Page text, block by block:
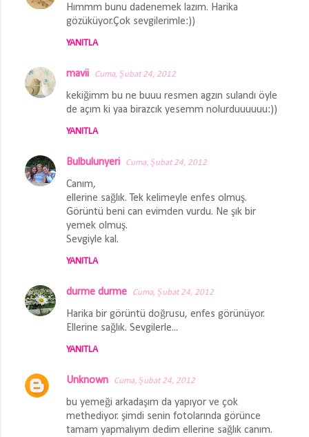
Hımmm bunu dadenemek lazım. Harika
gözüküyor.Çok sevgilerimle:))
YANITLA
mavii Cuma, Şubat 24, 2012
kekiğimm bu ne buuu resmen agzın sulandı öyle
de açım ki yaa birazcık yesemm nolurduuuuuu:))
YANITLA
Bulbulunyeri Cuma, Şubat 24, 2012
Canım,
ellerine sağlık. Tek kelimeyle enfes olmuş.
Görüntü beni can evimden vurdu. Ne şık bir
yemek olmuş.
Sevgiyle kal.
YANITLA
durme durme Cuma, Şubat 24, 2012
Harika bir görüntü doğrusu, enfes görünüyor.
Ellerine sağlık. Sevgilerle...
YANITLA
Unknown Cuma, Şubat 24, 2012
bu yemeği arkadaşım da yapıyor ve çok
methediyor. şimdi senin fotolarında görünce
tamam yapmalıyım dedim ellerine sağlık canım.